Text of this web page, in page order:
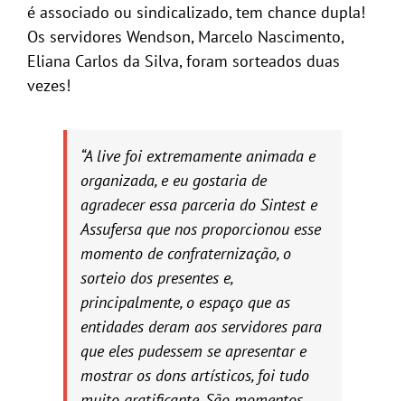
é associado ou sindicalizado, tem chance dupla!
Os servidores Wendson, Marcelo Nascimento,
Eliana Carlos da Silva, foram sorteados duas
vezes!
“A live foi extremamente animada e
organizada, e eu gostaria de
agradecer essa parceria do Sintest e
Assufersa que nos proporcionou esse
momento de confraternização, o
sorteio dos presentes e,
principalmente, o espaço que as
entidades deram aos servidores para
que eles pudessem se apresentar e
mostrar os dons artísticos, foi tudo